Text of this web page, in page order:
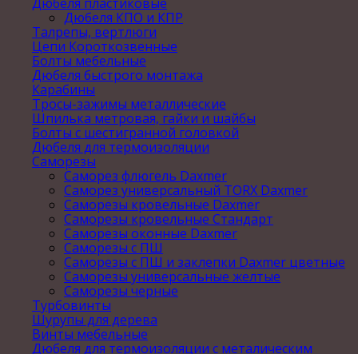
Дюбеля КПО и КПР
Талрепы, вертлюги
Цепи Короткозвенные
Болты мебельные
Дюбеля быстрого монтажа
Карабины
Тросы-зажимы металлические
Шпилька метровая, гайки и шайбы
Болты с шестигранной головкой
Дюбеля для термоизоляции
Саморезы
Саморез флюгель Daxmer
Саморез универсальный TORX Daxmer
Саморезы кровельные Daxmer
Саморезы кровельные Стандарт
Саморезы оконные Daxmer
Саморезы с ПШ
Саморезы с ПШ и заклепки Daxmer цветные
Саморезы универсальные желтые
Саморезы черные
Турбовинты
Шурупы для дерева
Винты мебельные
Дюбеля для термоизоляции с металическим